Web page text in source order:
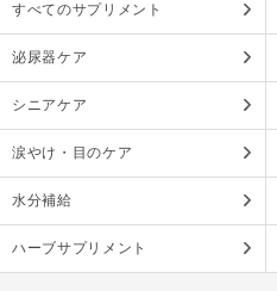
すべてのサプリメント
泌尿器ケア
シニアケア
涙やけ・目のケア
水分補給
ハーブサプリメント